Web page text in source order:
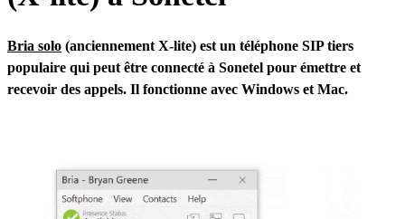
Bria solo (anciennement X-lite) est un téléphone SIP tiers
populaire qui peut être connecté à Sonetel pour émettre et
recevoir des appels. Il fonctionne avec Windows et Mac.